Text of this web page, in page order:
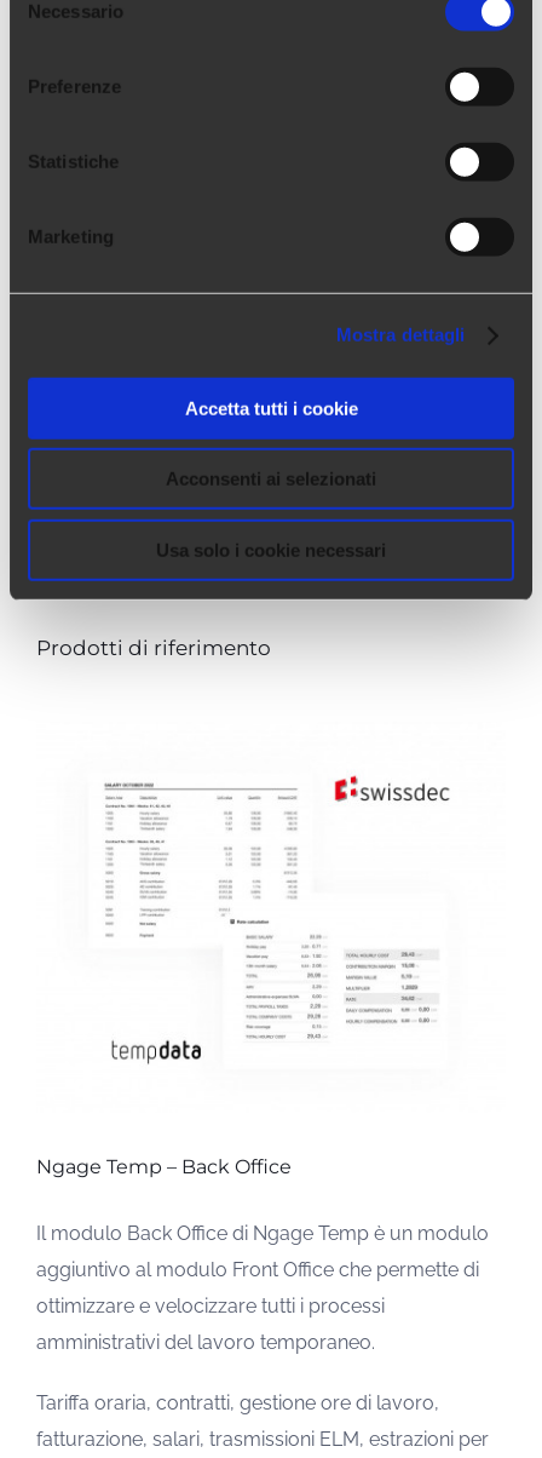
delNecessario
Preferenze
Statistiche
Marketing
Mostra dettagli
Accetta tutti i cookie
Acconsenti ai selezionati
Usa solo i cookie necessari
Arca24è un HR Tech Factory specializzata nello
Prodotti di riferimento
Ngage Temp – Back Office
Il modulo Back Office di Ngage Temp è un modulo
aggiuntivo al modulo Front Office che permette di
ottimizzare e velocizzare tutti i processi
amministrativi del lavoro temporaneo.
Tariffa oraria, contratti, gestione ore di lavoro,
fatturazione, salari, trasmissioni ELM, estrazioni per